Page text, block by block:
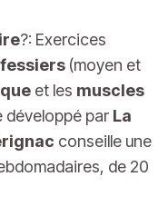
?: Exercices
(moyen et
et les muscles
développé par La
conseille une
de 20